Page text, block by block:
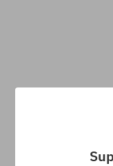
A termék